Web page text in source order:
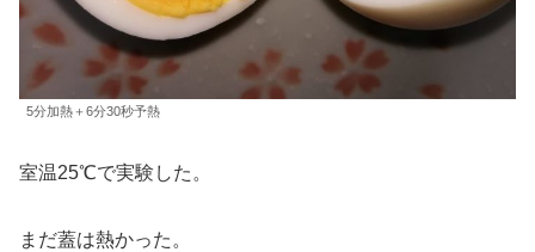
5分加熱＋6分30秒予熱
室温25℃で実験した。
まだ蓋は熱かった。